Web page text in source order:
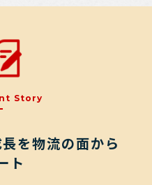
Story
を物流の面から
ト